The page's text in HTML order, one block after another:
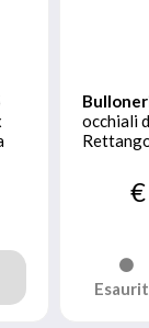
occhiali
€